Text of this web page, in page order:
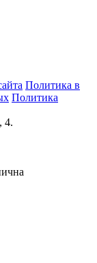
Политика в
Политика
4.